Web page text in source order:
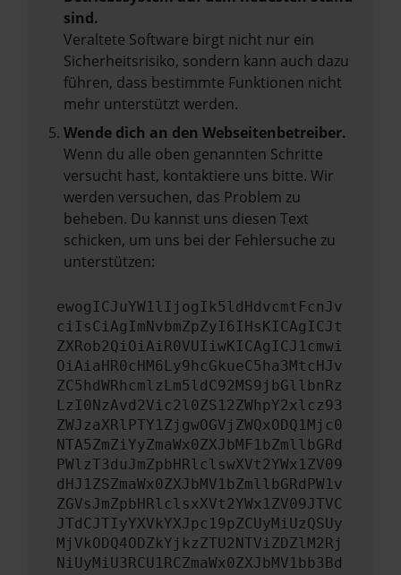
sind.
Veraltete Software birgt nicht nur ein
Sicherheitsrisiko, sondern kann auch dazu
führen, dass bestimmte Funktionen nicht
mehr unterstützt werden.
Wende dich an den Webseitenbetreiber.
Wenn du alle oben genannten Schritte
versucht hast, kontaktiere uns bitte. Wir
werden versuchen, das Problem zu
beheben. Du kannst uns diesen Text
schicken, um uns bei der Fehlersuche zu
unterstützen:
ewogICJuYW1lIjogIk5ldHdvcmtFcnJv
ciIsCiAgImNvbmZpZyI6IHsKICAgICJt
ZXRob2QiOiAiR0VUIiwKICAgICJ1cmwi
OiAiaHR0cHM6Ly9hcGkueC5ha3MtcHJv
ZC5hdWRhcmlzLm5ldC92MS9jbGllbnRz
LzI0NzAvd2Vic2l0ZS12ZWhpY2xlcz93
ZWJzaXRlPTY1ZjgwOGVjZWQxODQ1Mjc0
NTA5ZmZiYyZmaWx0ZXJbMF1bZmllbGRd
PWlzT3duJmZpbHRlclswXVt2YWx1ZV09
dHJ1ZSZmaWx0ZXJbMV1bZmllbGRdPW1v
ZGVsJmZpbHRlclsxXVt2YWx1ZV09JTVC
JTdCJTIyYXVkYXJpc19pZCUyMiUzQSUy
MjVkODQ4ODZkYjkzZTU2NTViZDZlM2Rj
NiUyMiU3RCU1RCZmaWx0ZXJbMV1bb3Bd